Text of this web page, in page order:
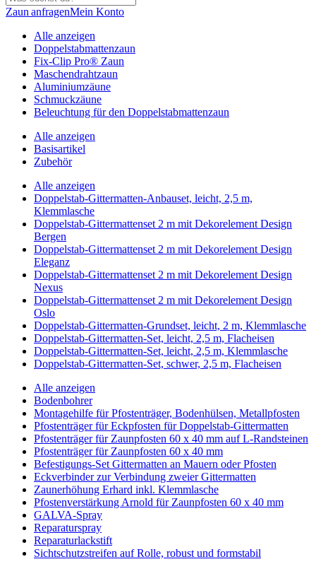
Zaun anfragenMein Konto
Alle anzeigen
Doppelstabmattenzaun
Fix-Clip Pro® Zaun
Maschendrahtzaun
Aluminiumzäune
Schmuckzäune
Beleuchtung für den Doppelstabmattenzaun
Alle anzeigen
Basisartikel
Zubehör
Alle anzeigen
Doppelstab-Gittermatten-Anbauset, leicht, 2,5 m,
Klemmlasche
Doppelstab-Gittermattenset 2 m mit Dekorelement Design
Bergen
Doppelstab-Gittermattenset 2 m mit Dekorelement Design
Eleganz
Doppelstab-Gittermattenset 2 m mit Dekorelement Design
Nexus
Doppelstab-Gittermattenset 2 m mit Dekorelement Design
Oslo
Doppelstab-Gittermatten-Grundset, leicht, 2 m, Klemmlasche
Doppelstab-Gittermatten-Set, leicht, 2,5 m, Flacheisen
Doppelstab-Gittermatten-Set, leicht, 2,5 m, Klemmlasche
Doppelstab-Gittermatten-Set, schwer, 2,5 m, Flacheisen
Alle anzeigen
Bodenbohrer
Montagehilfe für Pfostenträger, Bodenhülsen, Metallpfosten
Pfostenträger für Eckpfosten für Doppelstab-Gittermatten
Pfostenträger für Zaunpfosten 60 x 40 mm auf L-Randsteinen
Pfostenträger für Zaunpfosten 60 x 40 mm
Befestigungs-Set Gittermatten an Mauern oder Pfosten
Eckverbinder zur Verbindung zweier Gittermatten
Zaunerhöhung Erhard inkl. Klemmlasche
Pfostenverstärkung Arnold für Zaunpfosten 60 x 40 mm
GALVA-Spray
Reparaturspray
Reparaturlackstift
Sichtschutzstreifen auf Rolle, robust und formstabil